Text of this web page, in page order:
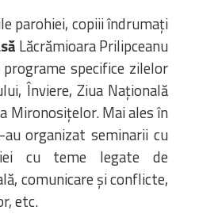
parohiei, copiii îndrumaţi
Lăcrămioara Prilipceanu
specifice zilelor
Înviere, Ziua Naţională
Mironosițelor. Mai ales în
organizat seminarii cu
cu teme legate de
comunicare și conflicte,
etc.